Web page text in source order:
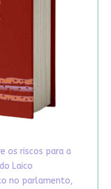
os riscos para a
Laico
no parlamento,